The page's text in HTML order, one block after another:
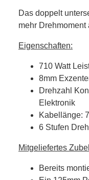
Das doppelt
mehr
Eigenschaften:
710 Watt
8mm
Drehzahl
Elektronik
Kabellänge:
6 Stufen
Mitgeliefertes
Bereits